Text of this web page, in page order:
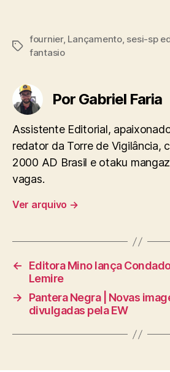
Tags
fournier, Lançamento, sesi-sp
fantasio
Por Gabriel Faria
Assistente Editorial,
redator da Torre de Vigilância,
2000 AD Brasil e otaku
vagas.
Ver arquivo →
←
Editora Mino lança
Lemire
→
Pantera Negra | Novas
divulgadas pela EW